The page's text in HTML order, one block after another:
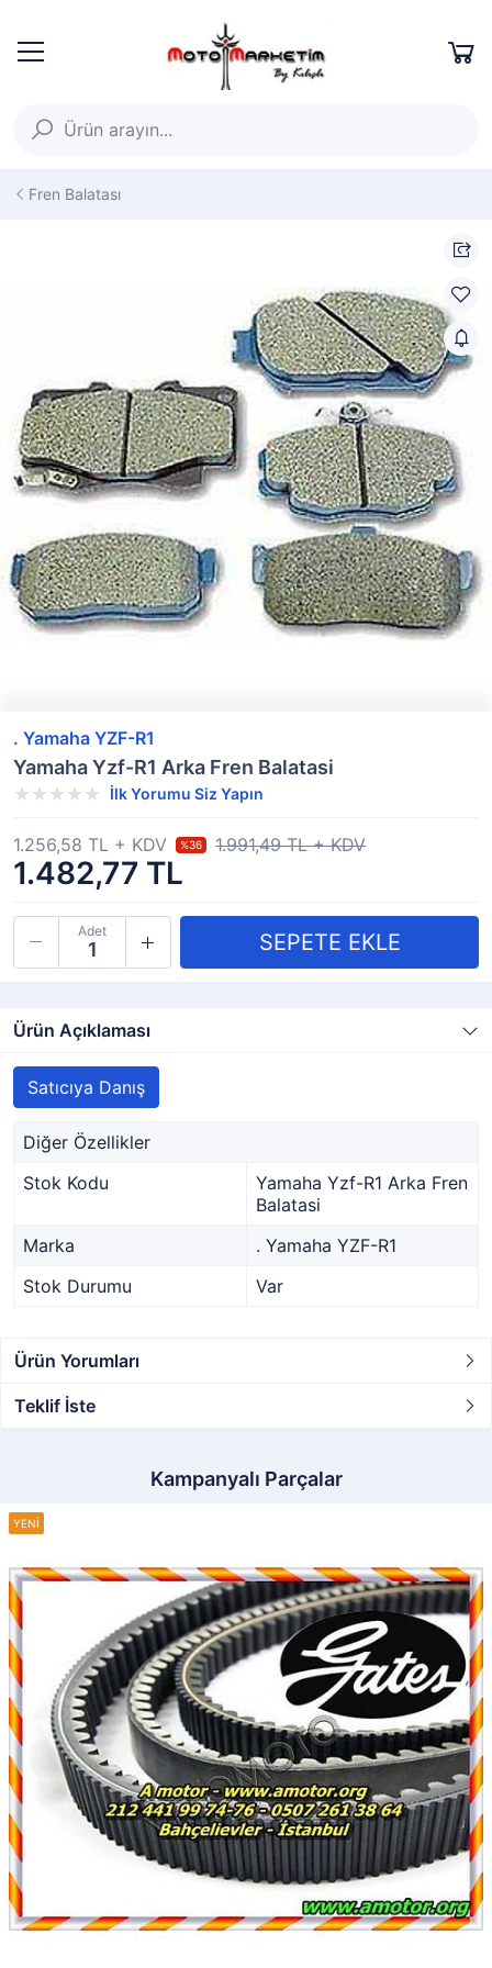
Fren Balatası
. Yamaha YZF-R1
Yamaha Yzf-R1 Arka Fren Balatasi
İlk Yorumu Siz Yapın
1.482,77 TL
1.256,58 TL + KDV %36 1.991,49 TL + KDV
Adet
Ürün Açıklaması
Satıcıya Danış
Diğer Özellikler
Stok Kodu
Yamaha Yzf-R1 Arka Fren
Balatasi
Marka
. Yamaha YZF-R1
Stok Durumu
Var
Ürün Yorumları
Teklif İste
Kampanyalı Parçalar